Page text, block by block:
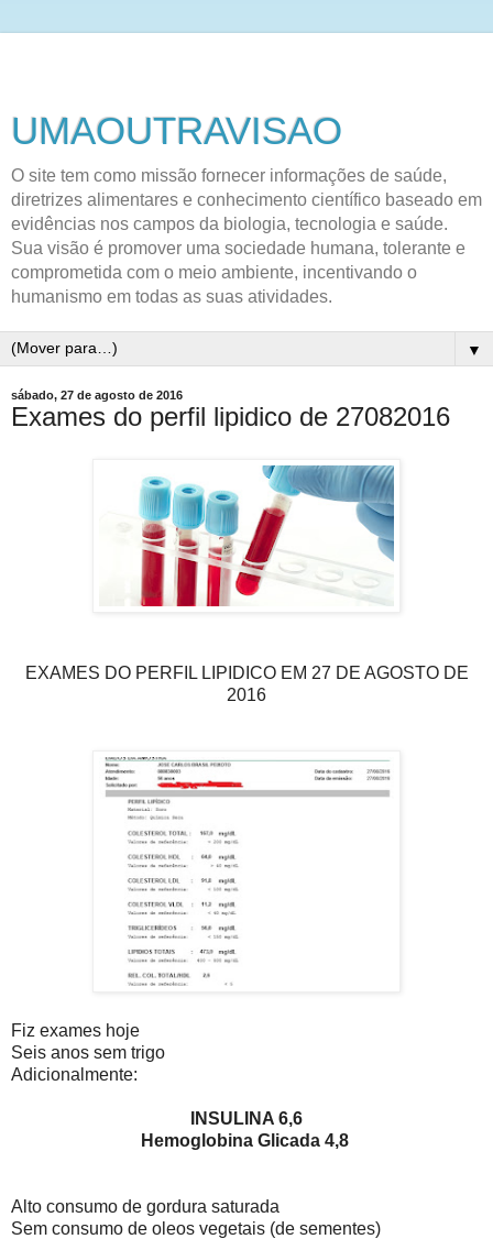
UMAOUTRAVISAO
O site tem como missão fornecer informações de saúde,
diretrizes alimentares e conhecimento científico baseado em
evidências nos campos da biologia, tecnologia e saúde.
Sua visão é promover uma sociedade humana, tolerante e
comprometida com o meio ambiente, incentivando o
humanismo em todas as suas atividades.
▼
sábado, 27 de agosto de 2016
Exames do perfil lipidico de 27082016
EXAMES DO PERFIL LIPIDICO EM 27 DE AGOSTO DE
2016
Fiz exames hoje
Seis anos sem trigo
Adicionalmente:
INSULINA 6,6
Hemoglobina Glicada 4,8
Alto consumo de gordura saturada
Sem consumo de oleos vegetais (de sementes)